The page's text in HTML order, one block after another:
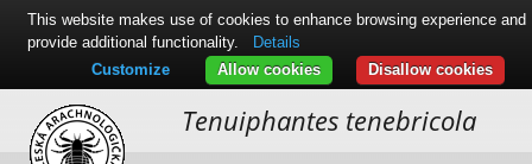
Tenuiphantes tenebricola
This website makes use of cookies to enhance browsing experience and
provide additional functionality.
Details
Disallow cookies
Allow cookies
Customize